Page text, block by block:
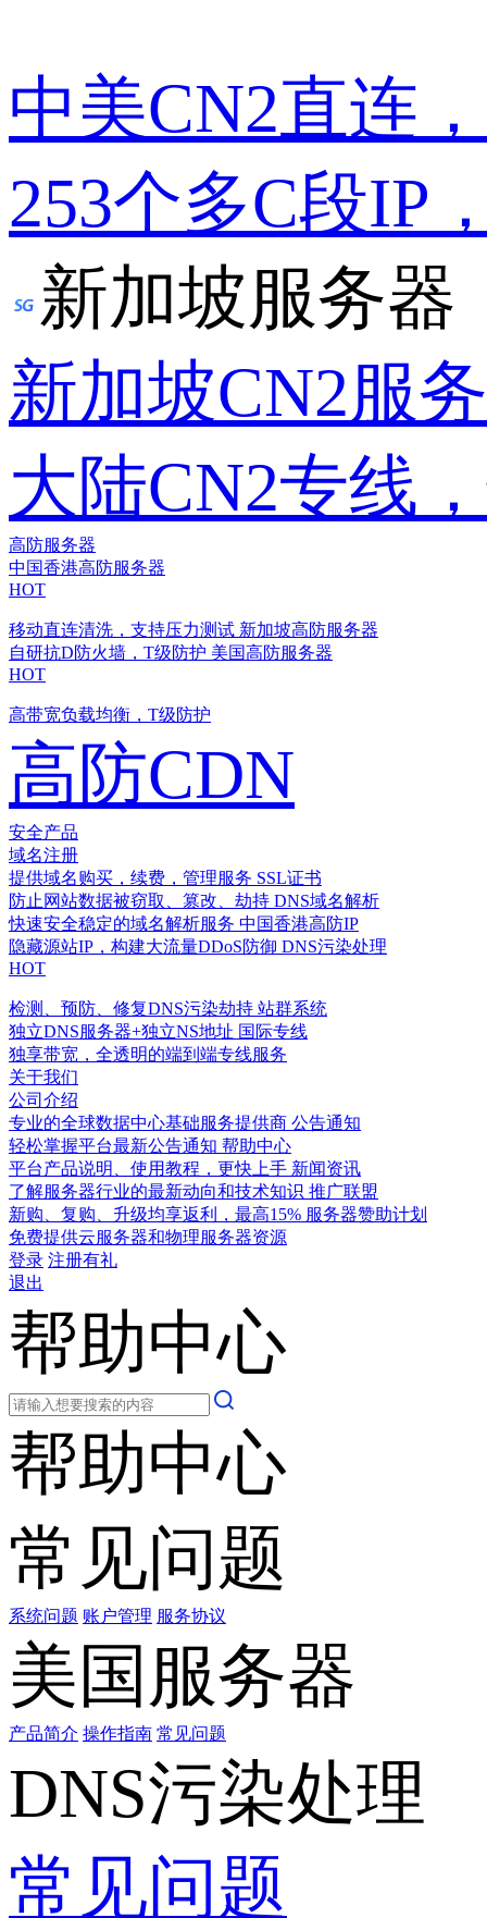
中美CN2直连
253个多C段IP
新加坡服务器
新加坡CN2服
大陆CN2专线
高防服务器
中国香港高防服务器
HOT
移动直连清洗，支持压力测试 新加坡高防服务器
自研抗D防火墙，T级防护 美国高防服务器
HOT
高带宽负载均衡，T级防护
高防CDN
安全产品
域名注册
提供域名购买，续费，管理服务 SSL证书
防止网站数据被窃取、篡改、劫持 DNS域名解析
快速安全稳定的域名解析服务 中国香港高防IP
隐藏源站IP，构建大流量DDoS防御 DNS污染处理
HOT
检测、预防、修复DNS污染劫持 站群系统
独立DNS服务器+独立NS地址 国际专线
独享带宽，全透明的端到端专线服务
关于我们
公司介绍
专业的全球数据中心基础服务提供商 公告通知
轻松掌握平台最新公告通知 帮助中心
平台产品说明、使用教程，更快上手 新闻资讯
了解服务器行业的最新动向和技术知识 推广联盟
新购、复购、升级均享返利，最高15% 服务器赞助计划
免费提供云服务器和物理服务器资源
登录 注册有礼
退出
帮助中心
帮助中心
常见问题
系统问题 账户管理 服务协议
美国服务器
产品简介 操作指南 常见问题
DNS污染处理
常见问题